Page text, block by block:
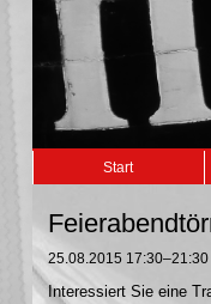
Navigation
überspringen
Start
25.08.2015 17:30–21:30
Interessiert Sie eine